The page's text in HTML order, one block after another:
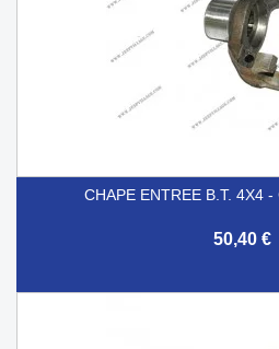
CHAPE ENTREE B.T. 4X4
50,40 €